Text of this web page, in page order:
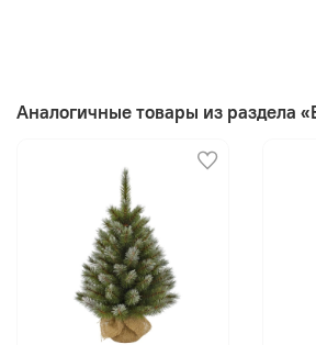
Аналогичные товары из раздела